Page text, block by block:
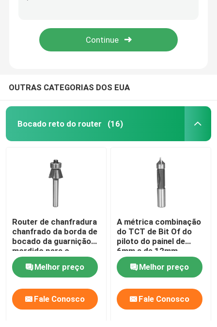
Bit do roteador HSS
Cortadores contínuos da espiral do carboneto
Brocas de Perfuração
Broca Escalonada HSS
Escareador HSS
Cortador anular
OUTRAS CATEGORIAS DOS EUA
Bocado reto do router (16)
Router de chanfradura
chanfrado da borda de
bocado da guarnição
mordido para o
folheado e a
estratificação
Melhor preço
Fale Conosco
A métrica combinação
do TCT de Bit Of do
piloto do painel de
6mm a de 12mm
perfura e bocado do
router da guarnição
Melhor preço
Fale Conosco